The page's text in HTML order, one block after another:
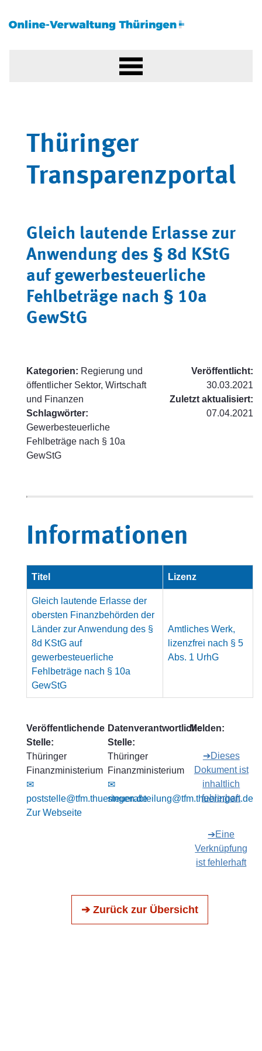
Thüringer
Transparenzportal
Gleich lautende Erlasse zur
Anwendung des § 8d KStG
auf gewerbesteuerliche
Fehlbeträge nach § 10a
GewStG
Kategorien: Regierung und
öffentlicher Sektor, Wirtschaft
und Finanzen
Schlagwörter:
Gewerbesteuerliche
Fehlbeträge nach § 10a
GewStG
Veröffentlicht:
30.03.2021
Zuletzt aktualisiert:
07.04.2021
Informationen
Titel Lizenz
Gleich lautende Erlasse der
obersten Finanzbehörden der
Länder zur Anwendung des §
8d KStG auf
gewerbesteuerliche
Fehlbeträge nach § 10a
GewStG
Amtliches Werk,
lizenzfrei nach § 5
Abs. 1 UrhG
Veröffentlichende
Stelle:
Thüringer
Finanzministerium
✉
poststelle@tfm.thueringen.de
Zur Webseite
Datenverantwortliche
Stelle:
Thüringer
Finanzministerium
✉
steuerabteilung@tfm.thueringen.de
Melden:
➔Dieses
Dokument ist
inhaltlich
fehlerhaft
➔Eine
Verknüpfung
ist fehlerhaft
➔ Zurück zur Übersicht